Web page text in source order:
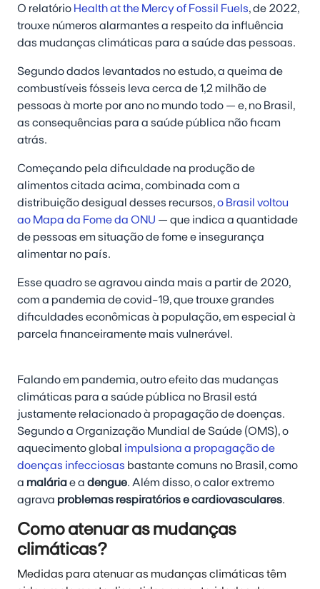
O relatório Health at the Mercy of Fossil Fuels, de 2022,
trouxe números alarmantes a respeito da influência
das mudanças climáticas para a saúde das pessoas.
Segundo dados levantados no estudo, a queima de
combustíveis fósseis leva cerca de 1,2 milhão de
pessoas à morte por ano no mundo todo — e, no Brasil,
as consequências para a saúde pública não ficam
atrás.
Começando pela dificuldade na produção de
alimentos citada acima, combinada com a
distribuição desigual desses recursos,o Brasil voltou
ao Mapa da Fome da ONU — que indica a quantidade
de pessoas em situação de fome e insegurança
alimentar no país.
Esse quadro se agravou ainda mais a partir de 2020,
com a pandemia de covid-19, que trouxe grandes
dificuldades econômicas à população, em especial à
parcela financeiramente mais vulnerável.
Falando em pandemia, outro efeito das mudanças
climáticas para a saúde pública no Brasil está
justamente relacionado à propagação de doenças.
Segundo a Organização Mundial de Saúde (OMS), o
aquecimento global impulsiona a propagação de
doenças infecciosas bastante comuns no Brasil, como
a maláriae a dengue. Além disso, o calor extremo
agrava problemas respiratórios e cardiovasculares.
Como atenuar as mudanças
climáticas?
Medidas para atenuar as mudanças climáticas têm